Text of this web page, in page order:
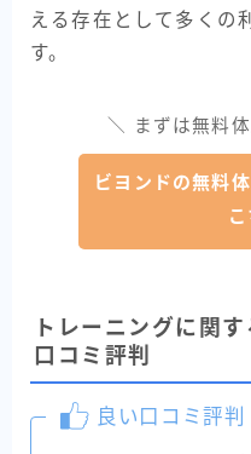
える存在として多くの
す。
＼ まずは無料
ビヨンドの無料
トレーニングに関
口コミ評判
良い口コミ評判